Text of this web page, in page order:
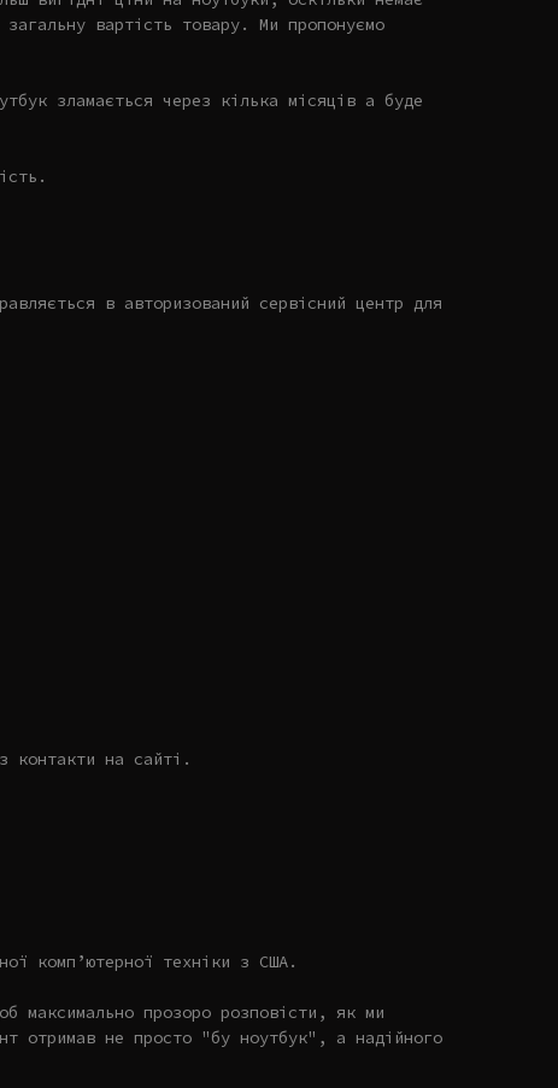
вартість товару. Ми пропонуємо
зламається через кілька місяців а буде
в авторизований сервісний центр для
контакти на сайті.
комп’ютерної техніки з США.
максимально прозоро розповісти, як ми
отримав не просто "бу ноутбук", а надійного